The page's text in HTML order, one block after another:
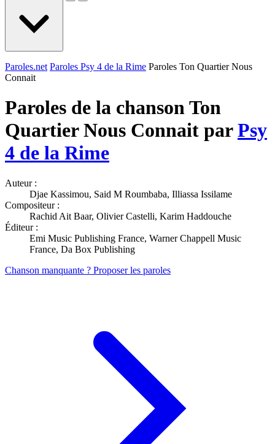
Paroles.net Paroles Psy 4 de la Rime Paroles Ton Quartier Nous
Connait
Paroles de la chanson Ton
Quartier Nous Connait parPsy
4 de la Rime
Auteur :
Djae Kassimou, Said M Roumbaba, Illiassa Issilame
Compositeur :
Rachid Ait Baar, Olivier Castelli, Karim Haddouche
Éditeur :
Emi Music Publishing France, Warner Chappell Music
France, Da Box Publishing
Chanson manquante ? Proposer les paroles